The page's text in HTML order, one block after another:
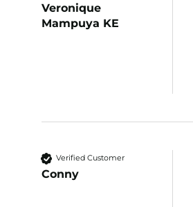
Veronique
Mampuya KE
Verified Customer
Conny